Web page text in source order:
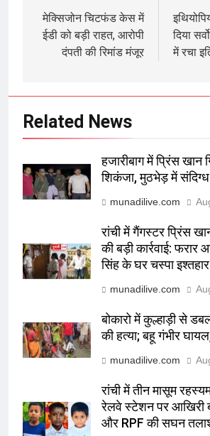
navigation
मेक्सिजोन चिटफंड केस में
ईडी को बड़ी राहत, आरोपी
दंपती की रिमांड मंजूर
दिया
में रचा
Related News
हजारीबाग में प्रिंस खान
शिकंजा, मुठभेड़ में संदिग्ध
munadilive.com
रांची में गैंगस्टर प्रिंस
की बड़ी कार्रवाई: फरार
सिंह के घर चस्पा इश्तहार
munadilive.com
बोकारो में कुल्हाड़ी से
की हत्या; बहू गंभीर
munadilive.com
रांची में तीन मासूम
रेलवे स्टेशन पर आखिरी
और RPF की सघन